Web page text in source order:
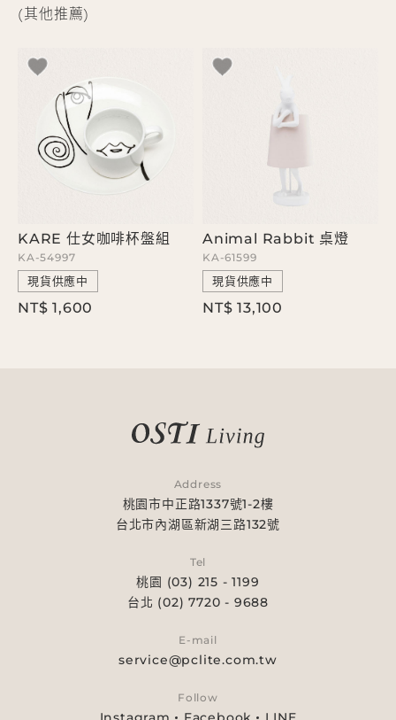
其他推薦
KARE 仕女咖啡杯盤組
KA-54997
現貨供應中
NT$ 1,600
Animal Rabbit 桌燈
KA-61599
現貨供應中
NT$ 13,100
Address
桃園市中正路1337號1-2樓
台北市內湖區新湖三路132號
Tel
桃園 (03) 215 - 1199
台北 (02) 7720 - 9688
E-mail
service@pclite.com.tw
Follow